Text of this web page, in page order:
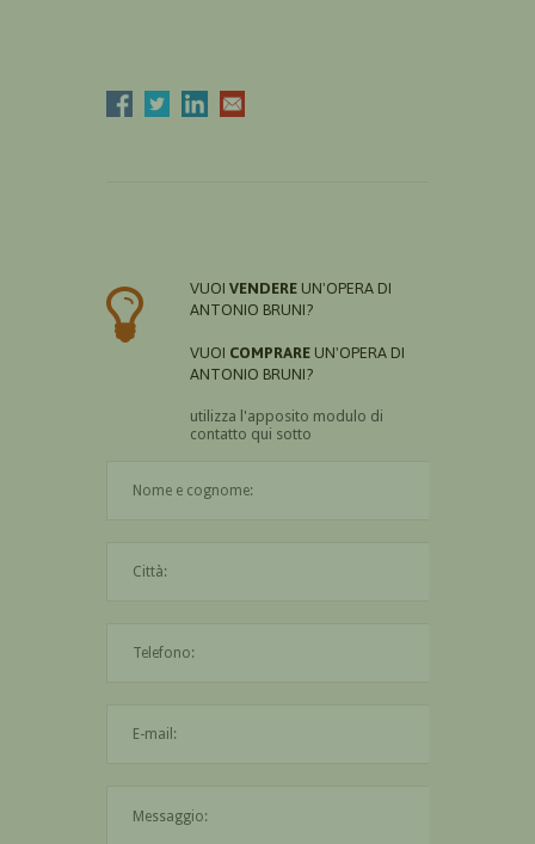
VUOI VENDERE UN'OPERA DI
ANTONIO BRUNI?
VUOI COMPRARE UN'OPERA DI
ANTONIO BRUNI?
utilizza l'apposito modulo di
contatto qui sotto